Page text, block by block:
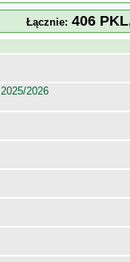
Łącznie: 406
2026